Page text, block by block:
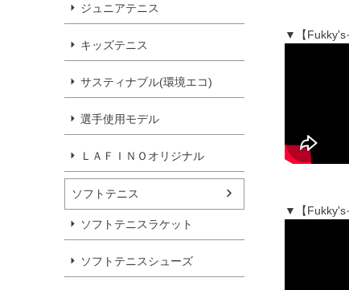
ジュニアテニス
キッズテニス
サスティナブル(環境エコ)
選手使用モデル
ＬＡＦＩＮＯオリジナル
ソフトテニス
ソフトテニスラケット
ソフトテニスシューズ
▼【Fukky's
▼【Fukky's